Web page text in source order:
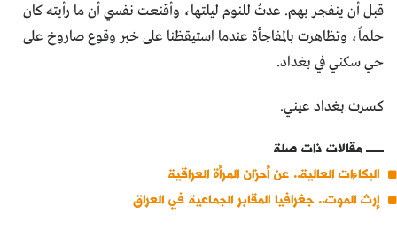
قبل أن ينفجر بهم. عدتُ للنوم ليلتها، وأقنعت نفسي أن ما رأيته كان
حلماً، وتظاهرت بالمفاجأة عندما استيقظنا على خبر وقوع صاروخ على
حي سكني في بغداد.
كسرت بغداد عيني.
مقالات ذات صلة
البكاءات العالية.. عن أحزان المرأة العراقية
إرث الموت.. جغرافيا المقابر الجماعية في العراق